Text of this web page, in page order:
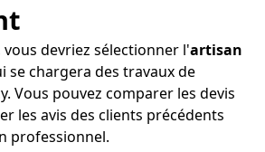
devriez sélectionner l'artisan
se chargera des travaux de
Vous pouvez comparer les devis
les avis des clients précédents
professionnel.